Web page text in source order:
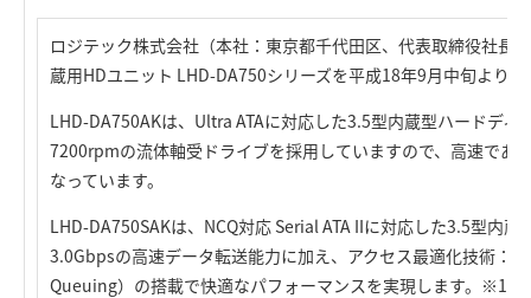
ロジテック株式会社（本社：東京都千代田区、代表取締役社長
蔵用HDユニット LHD-DA750シリーズを平成18年9月中旬より
LHD-DA750AKは、Ultra ATAに対応した3.5型内蔵型ハードディ
7200rpmの流体軸受ドライブを採用していますので、高速であ
なっています。
LHD-DA750SAKは、NCQ対応 Serial ATA IIに対応した3.5型内蔵
3.0Gbpsの高速データ転送能力に加え、アクセス最適化技術：
Queuing）の搭載で快適なパフォーマンスを実現します。※1